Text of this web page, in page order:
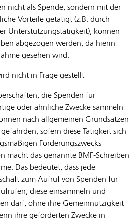
nicht als Spende, sondern mit der
Vorteile getätigt (z.B. durch
Unterstützungstätigkeit), können
abgezogen werden, da hierin
gesehen wird.
nicht in Frage gestellt
die Spenden für
oder ähnliche Zwecke sammeln
nach allgemeinen Grundsätzen
sofern diese Tätigkeit sich
Förderungszwecks
macht das genannte BMF-Schreiben
Das bedeutet, dass jede
zum Aufruf von Spenden für
diese einsammeln und
darf, ohne ihre Gemeinnützigkeit
ihre geförderten Zwecke in